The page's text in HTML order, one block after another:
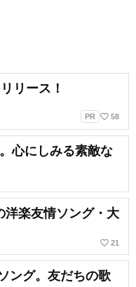
リース！
PR favorite_border 58
心にしみる素敵な
洋楽友情ソング・大
favorite_border 21
ング。友だちの歌